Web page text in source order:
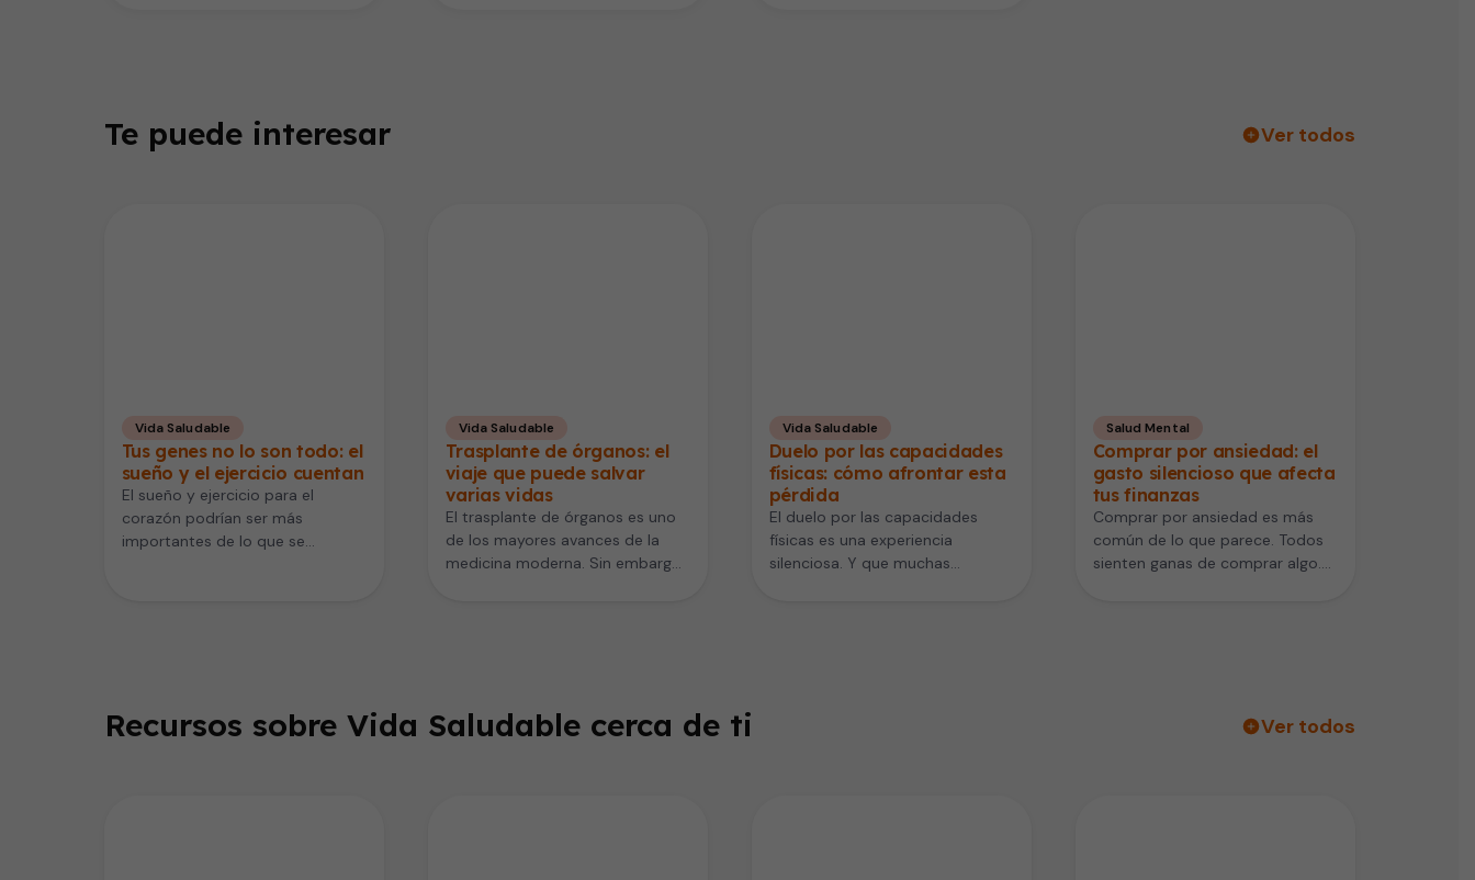
Te puede interesar Ver todos
Vida Saludable
Tus genes no lo son todo: el
sueño y el ejercicio cuentan
El sueño y ejercicio para el
corazón podrían ser más
importantes de lo que se
Vida Saludable
Trasplante de órganos: el
viaje que puede salvar
varias vidas
El trasplante de órganos es uno
de los mayores avances de la
medicina moderna. Sin embargo,
Vida Saludable
Duelo por las capacidades
físicas: cómo afrontar esta
pérdida
El duelo por las capacidades
físicas es una experiencia
silenciosa. Y que muchas
Salud Mental
Comprar por ansiedad: el
gasto silencioso que afecta
tus finanzas
Comprar por ansiedad es más
común de lo que parece. Todos
sienten ganas de comprar algo.
Recursos sobre Vida Saludable cerca de ti Ver todos